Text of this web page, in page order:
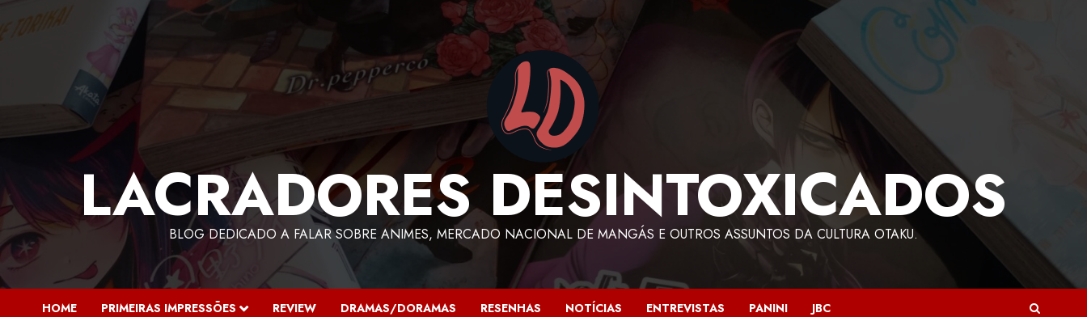
LACRADORES DESINTOXICADOS
BLOG DEDICADO A FALAR SOBRE ANIMES, MERCADO NACIONAL DE MANGÁS E OUTROS ASSUNTOS DA CULTURA OTAKU.
HOME PRIMEIRAS IMPRESSÕES REVIEW DRAMAS/DORAMAS RESENHAS NOTÍCIAS ENTREVISTAS PANINI JBC